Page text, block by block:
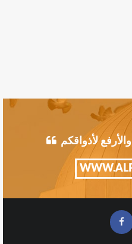
لأذواقكم